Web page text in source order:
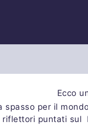
Ecco
spasso per il
riflettori puntati sul